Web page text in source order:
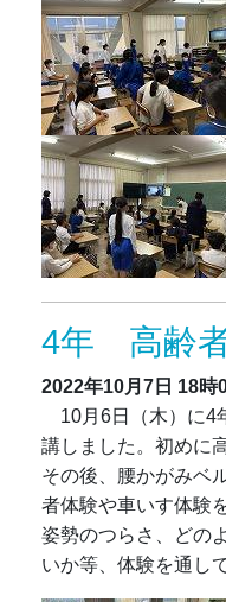
4年 高齢
2022年10月7日 18時
10月6日（木）に4
講しました。初めに
その後、腰かがみベ
者体験や車いす体験
姿勢のつらさ、どの
いか等、体験を通し